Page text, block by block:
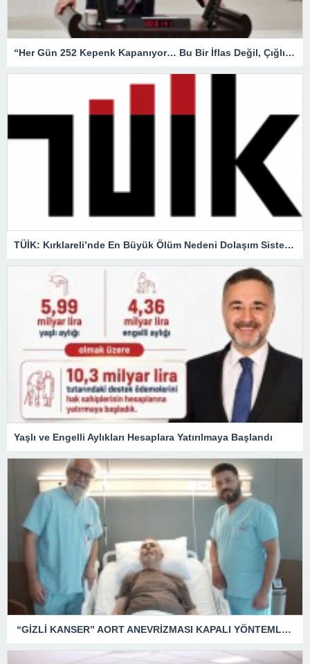
“Her Gün 252 Kepenk Kapanıyor… Bu Bir İflas Değil, Çığlıktır!”
TÜİK: Kırklareli’nde En Büyük Ölüm Nedeni Dolaşım Sistemi Hastalıkları
Yaşlı ve Engelli Aylıkları Hesaplara Yatırılmaya Başlandı
“GİZLİ KANSER” AORT ANEVRİZMASI KAPALI YÖNTEMLE TEDAVİ EDİLDİ